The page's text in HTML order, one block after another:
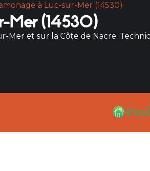
à Luc-sur-Mer (14530)
Mer (14530)
Mer et sur la Côte de Nacre.